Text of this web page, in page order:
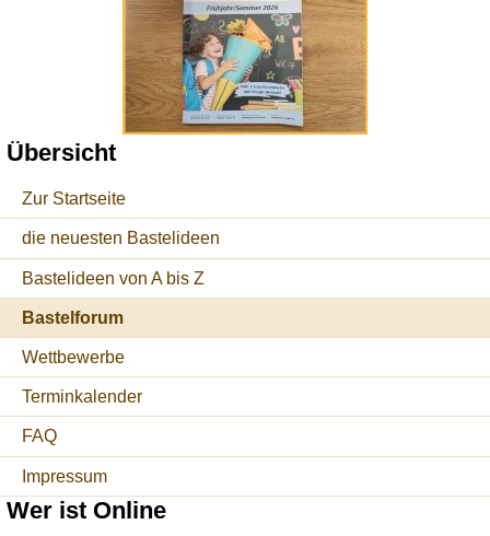
Übersicht
Zur Startseite
die neuesten Bastelideen
Bastelideen von A bis Z
Bastelforum
Wettbewerbe
Terminkalender
FAQ
Impressum
Wer ist Online